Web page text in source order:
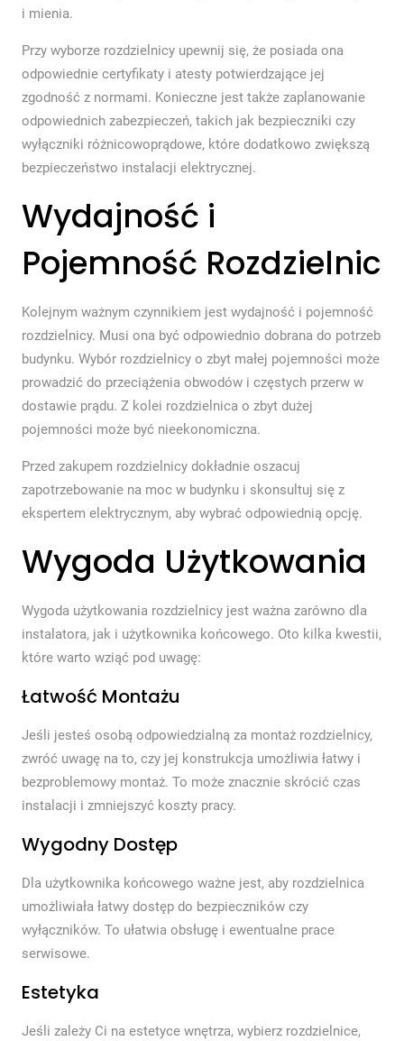
i mienia.
Przy wyborze rozdzielnicy upewnij się, że posiada ona
odpowiednie certyfikaty i atesty potwierdzające jej
zgodność z normami. Konieczne jest także zaplanowanie
odpowiednich zabezpieczeń, takich jak bezpieczniki czy
wyłączniki różnicowoprądowe, które dodatkowo zwiększą
bezpieczeństwo instalacji elektrycznej.
Wydajność i
Pojemność Rozdzielnic
Kolejnym ważnym czynnikiem jest wydajność i pojemność
rozdzielnicy. Musi ona być odpowiednio dobrana do potrzeb
budynku. Wybór rozdzielnicy o zbyt małej pojemności może
prowadzić do przeciążenia obwodów i częstych przerw w
dostawie prądu. Z kolei rozdzielnica o zbyt dużej
pojemności może być nieekonomiczna.
Przed zakupem rozdzielnicy dokładnie oszacuj
zapotrzebowanie na moc w budynku i skonsultuj się z
ekspertem elektrycznym, aby wybrać odpowiednią opcję.
Wygoda Użytkowania
Wygoda użytkowania rozdzielnicy jest ważna zarówno dla
instalatora, jak i użytkownika końcowego. Oto kilka kwestii,
które warto wziąć pod uwagę:
Łatwość Montażu
Jeśli jesteś osobą odpowiedzialną za montaż rozdzielnicy,
zwróć uwagę na to, czy jej konstrukcja umożliwia łatwy i
bezproblemowy montaż. To może znacznie skrócić czas
instalacji i zmniejszyć koszty pracy.
Wygodny Dostęp
Dla użytkownika końcowego ważne jest, aby rozdzielnica
umożliwiała łatwy dostęp do bezpieczników czy
wyłączników. To ułatwia obsługę i ewentualne prace
serwisowe.
Estetyka
Jeśli zależy Ci na estetyce wnętrza, wybierz rozdzielnice,